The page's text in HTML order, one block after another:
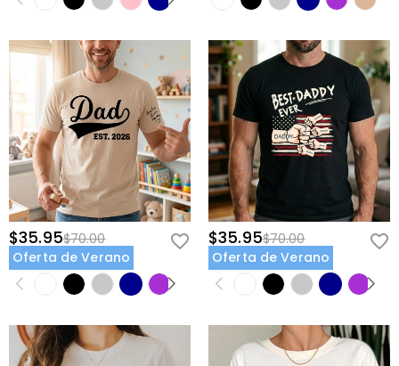
$35.95$70.00
Oferta de Verano
$35.95$70.00
Oferta de Verano